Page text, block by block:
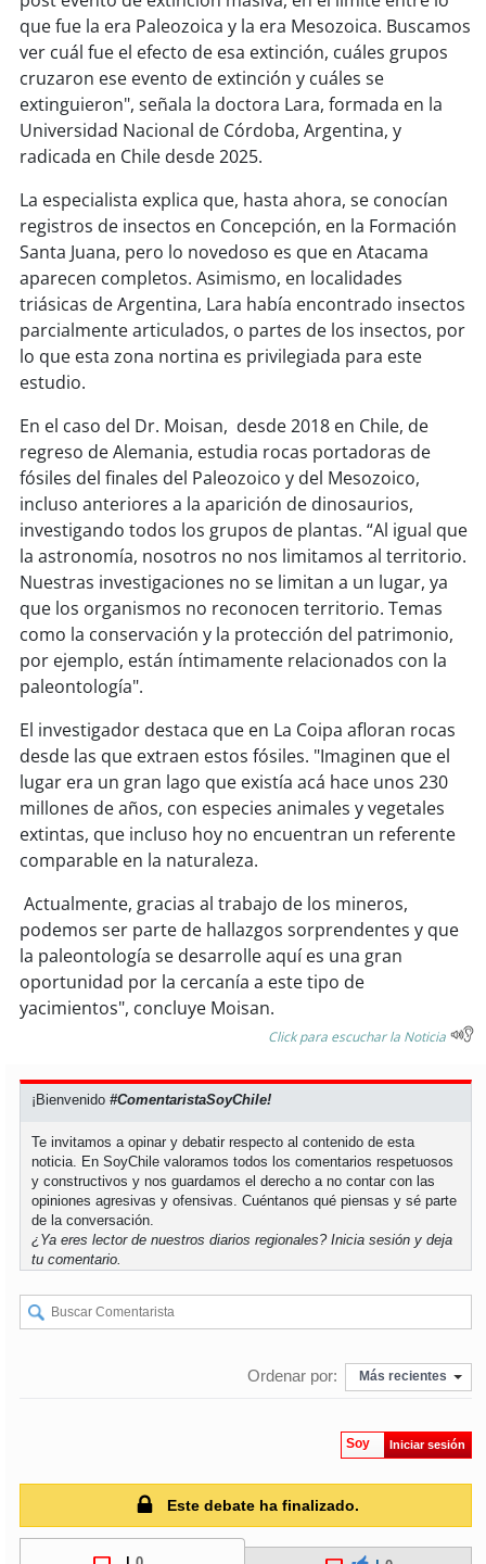
que fue la era Paleozoica y la era Mesozoica. Buscamos
ver cuál fue el efecto de esa extinción, cuáles grupos
cruzaron ese evento de extinción y cuáles se
extinguieron", señala la doctora Lara, formada en la
Universidad Nacional de Córdoba, Argentina, y
radicada en Chile desde 2025.
La especialista explica que, hasta ahora, se conocían
registros de insectos en Concepción, en la Formación
Santa Juana, pero lo novedoso es que en Atacama
aparecen completos. Asimismo, en localidades
triásicas de Argentina, Lara había encontrado insectos
parcialmente articulados, o partes de los insectos, por
lo que esta zona nortina es privilegiada para este
estudio.
En el caso del Dr. Moisan, desde 2018 en Chile, de
regreso de Alemania, estudia rocas portadoras de
fósiles del finales del Paleozoico y del Mesozoico,
incluso anteriores a la aparición de dinosaurios,
investigando todos los grupos de plantas. “Al igual que
la astronomía, nosotros no nos limitamos al territorio.
Nuestras investigaciones no se limitan a un lugar, ya
que los organismos no reconocen territorio. Temas
como la conservación y la protección del patrimonio,
por ejemplo, están íntimamente relacionados con la
paleontología".
El investigador destaca que en La Coipa afloran rocas
desde las que extraen estos fósiles. "Imaginen que el
lugar era un gran lago que existía acá hace unos 230
millones de años, con especies animales y vegetales
extintas, que incluso hoy no encuentran un referente
comparable en la naturaleza.
Actualmente, gracias al trabajo de los mineros,
podemos ser parte de hallazgos sorprendentes y que
la paleontología se desarrolle aquí es una gran
oportunidad por la cercanía a este tipo de
yacimientos", concluye Moisan.
Click para escuchar la Noticia
¡Bienvenido#ComentaristaSoyChile!
Te invitamos a opinar y debatir respecto al contenido de esta
noticia. En SoyChile valoramos todos los comentarios respetuosos
y constructivos y nos guardamos el derecho a no contar con las
opiniones agresivas y ofensivas. Cuéntanos qué piensas y sé parte
de la conversación.
¿Ya eres lector de nuestros diarios regionales?Inicia sesión y deja
tu comentario.
Ordenar por: Más recientes
Soy Iniciar sesión
Este debate ha finalizado.